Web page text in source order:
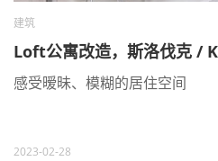
建筑
Loft公寓改造，斯洛伐克 /
感受暧昧、模糊的居住空间
2023-02-28